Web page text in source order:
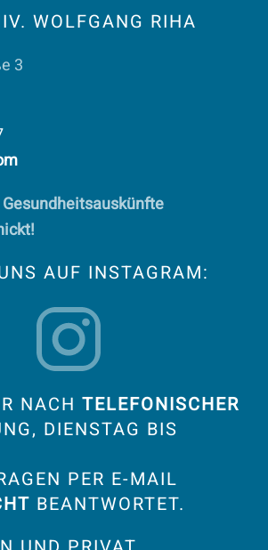
WOLFGANG RIHA
3
AUF INSTAGRAM:
NACH TELEFONISCHER
DIENSTAG BIS
PER E-MAIL
BEANTWORTET.